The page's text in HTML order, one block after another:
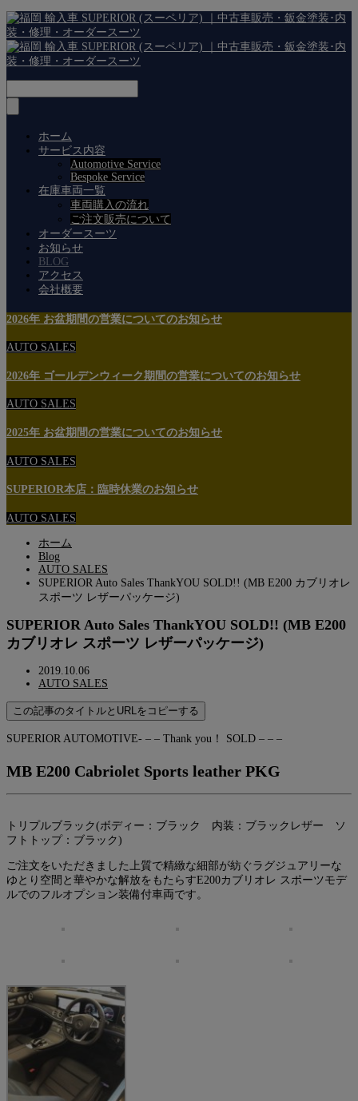
ホーム
サービス内容
Automotive Service
Bespoke Service
在庫車両一覧
車両購入の流れ
ご注文販売について
オーダースーツ
お知らせ
BLOG
アクセス
会社概要
2026年 お盆期間の営業についてのお知らせ
AUTO SALES
2026年 ゴールデンウィーク期間の営業についてのお知らせ
AUTO SALES
2025年 お盆期間の営業についてのお知らせ
AUTO SALES
SUPERIOR本店：臨時休業のお知らせ
AUTO SALES
ホーム
Blog
AUTO SALES
SUPERIOR Auto Sales ThankYOU SOLD!! (MB E200 カブリオレ
スポーツ レザーパッケージ)
SUPERIOR Auto Sales ThankYOU SOLD!! (MB E200
カブリオレ スポーツ レザーパッケージ)
2019.10.06
AUTO SALES
この記事のタイトルとURLをコピーする
SUPERIOR AUTOMOTIVE- – – Thank you！ SOLD – – –
MB E200 Cabriolet Sports leather PKG
トリプルブラック(ボディー：ブラック 内装：ブラックレザー ソ
フトトップ：ブラック)
ご注文をいただきました上質で精緻な細部が紡ぐラグジュアリーな
ゆとり空間と華やかな解放をもたらすE200カブリオレ スポーツモデ
ルでのフルオプション装備付車両です。